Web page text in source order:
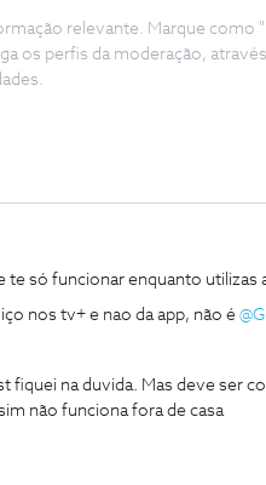
relevante. Marque como
os perfis da moderação,
te só funcionar enquanto utilizas
nos tv+ e nao da app, não é
fiquei na duvida. Mas deve ser
não funciona fora de casa